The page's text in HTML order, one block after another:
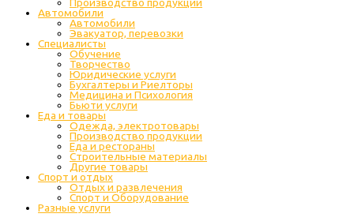
Автомобили
Автомобили
Эвакуатор, перевозки
Специалисты
Обучение
Творчество
Юридические услуги
Бухгалтеры и Риелторы
Медицина и Психология
Бьюти услуги
Еда и товары
Одежда, электротовары
Производство продукции
Еда и рестораны
Строительные материалы
Другие товары
Спорт и отдых
Отдых и развлечения
Спорт и Оборудование
Разные услуги